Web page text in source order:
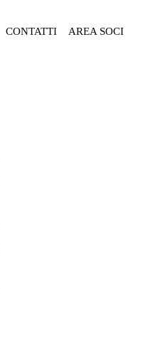
CONTATTI AREA SOCI